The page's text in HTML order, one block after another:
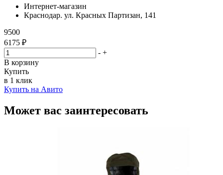
Интернет-магазин
Краснодар. ул. Красных Партизан, 141
9500
6175 ₽
- +
В корзину
Купить
в 1 клик
Купить на Авито
Может вас заинтересовать